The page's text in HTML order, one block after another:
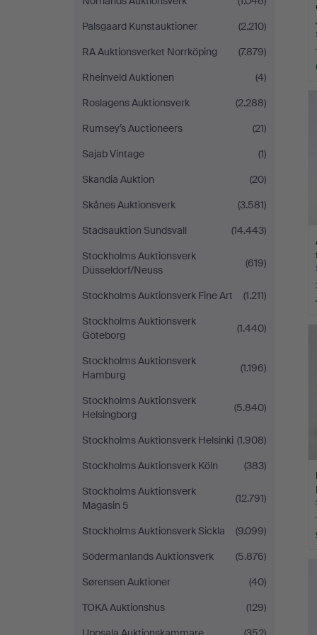
Palsgaard Kunstauktioner
(2.210)
RA Auktionsverket Norrköping
(7.879)
Rheinveld Auktionen
(4)
Roslagens Auktionsverk
(2.288)
Rumsey’s Auctioneers
(21)
Sajab Vintage
(1)
Skandia Auktion
(20)
Skånes Auktionsverk
(3.581)
Stadsauktion Sundsvall
(14.443)
Stockholms Auktionsverk
Düsseldorf/Neuss
(619)
Stockholms Auktionsverk Fine Art
(1.211)
Stockholms Auktionsverk
Göteborg
(1.440)
Stockholms Auktionsverk
Hamburg
(1.196)
Stockholms Auktionsverk
Helsingborg
(5.840)
Stockholms Auktionsverk Helsinki (1.908)
Stockholms Auktionsverk Köln
(383)
Stockholms Auktionsverk
Magasin 5
(12.791)
Stockholms Auktionsverk Sickla
(9.099)
Södermanlands Auktionsverk
(5.876)
Sørensen Auktioner
(40)
TOKA Auktionshus
(129)